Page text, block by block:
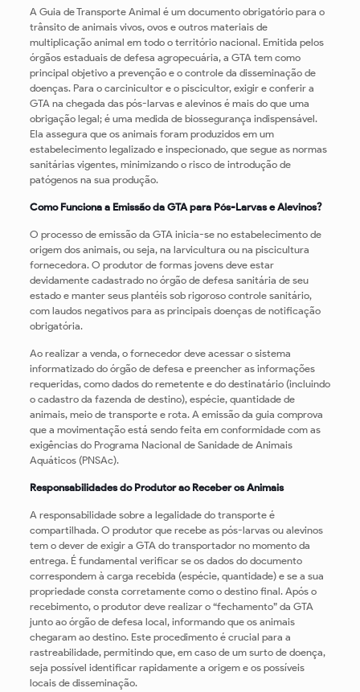
A Guia de Transporte Animal é um documento obrigatório para o
trânsito de animais vivos, ovos e outros materiais de
multiplicação animal em todo o território nacional. Emitida pelos
órgãos estaduais de defesa agropecuária, a GTA tem como
principal objetivo a prevenção e o controle da disseminação de
doenças. Para o carcinicultor e o piscicultor, exigir e conferir a
GTA na chegada das pós-larvas e alevinos é mais do que uma
obrigação legal; é uma medida de biossegurança indispensável.
Ela assegura que os animais foram produzidos em um
estabelecimento legalizado e inspecionado, que segue as normas
sanitárias vigentes, minimizando o risco de introdução de
patógenos na sua produção.
Como Funciona a Emissão da GTA para Pós-Larvas e Alevinos?
O processo de emissão da GTA inicia-se no estabelecimento de
origem dos animais, ou seja, na larvicultura ou na piscicultura
fornecedora. O produtor de formas jovens deve estar
devidamente cadastrado no órgão de defesa sanitária de seu
estado e manter seus plantéis sob rigoroso controle sanitário,
com laudos negativos para as principais doenças de notificação
obrigatória.
Ao realizar a venda, o fornecedor deve acessar o sistema
informatizado do órgão de defesa e preencher as informações
requeridas, como dados do remetente e do destinatário (incluindo
o cadastro da fazenda de destino), espécie, quantidade de
animais, meio de transporte e rota. A emissão da guia comprova
que a movimentação está sendo feita em conformidade com as
exigências do Programa Nacional de Sanidade de Animais
Aquáticos (PNSAc).
Responsabilidades do Produtor ao Receber os Animais
A responsabilidade sobre a legalidade do transporte é
compartilhada. O produtor que recebe as pós-larvas ou alevinos
tem o dever de exigir a GTA do transportador no momento da
entrega. É fundamental verificar se os dados do documento
correspondem à carga recebida (espécie, quantidade) e se a sua
propriedade consta corretamente como o destino final. Após o
recebimento, o produtor deve realizar o “fechamento” da GTA
junto ao órgão de defesa local, informando que os animais
chegaram ao destino. Este procedimento é crucial para a
rastreabilidade, permitindo que, em caso de um surto de doença,
seja possível identificar rapidamente a origem e os possíveis
locais de disseminação.